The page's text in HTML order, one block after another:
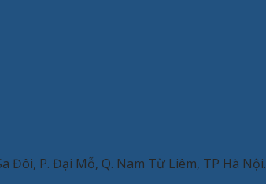
Đôi, P. Đại Mỗ, Q. Nam Từ Liêm, TP Hà Nội.